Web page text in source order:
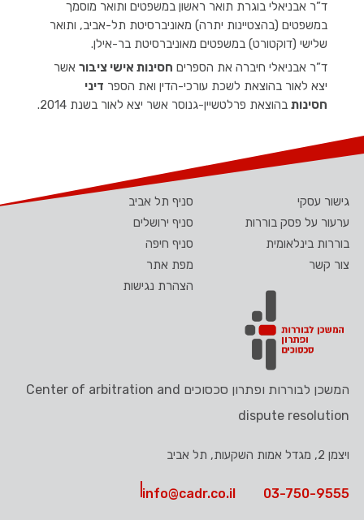
ד”ר אבניאלי בוגרת תואר ראשון במשפטים ותואר מוסמך
במשפטים (בהצטיינות יתרה) מאוניברסיטת תל-אביב, ותואר
שלישי (דוקטורט) במשפטים מאוניברסיטת בר-אילן.
ד”ר אבניאלי חיברה את הספרים חסינות אישי ציבור אשר
יצא לאור בהוצאת לשכת עורכי-הדין ואת הספר דיני
חסינות בהוצאת פרלטשיין-גנוסר אשר יצא לאור בשנת 2014.
המשכן לבוררות ופתרון סכסוכים Center of arbitration and
dispute resolution
ויצמן 2, מגדל אמות השקעות, תל אביב
03-750-9555
info@cadr.co.il
גישור עסקי
ערעור על פסק בוררות
בוררות בינלאומית
צור קשר
סניף תל אביב
סניף ירושלים
סניף חיפה
מפת אתר
הצהרת נגישות